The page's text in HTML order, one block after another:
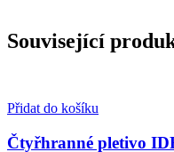
Související
Přidat do košíku
Čtyřhranné pletivo